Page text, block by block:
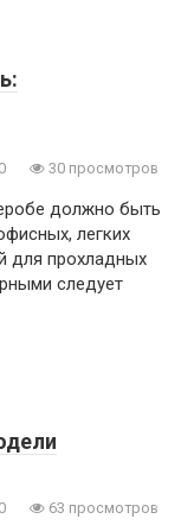
0
30 просмотров
должно быть
легких
для прохладных
следует
0
63 просмотров